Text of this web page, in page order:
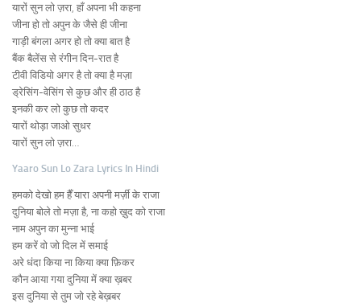
यारों सुन लो ज़रा, हाँ अपना भी कहना
जीना हो तो अपुन के जैसे ही जीना
गाड़ी बंगला अगर हो तो क्या बात है
बैंक बैलेंस से रंगीन दिन-रात है
टीवी विडियो अगर है तो क्या है मज़ा
ड्रेसिंग-वेसिंग से कुछ और ही ठाठ है
इनकी कर लो कुछ तो कदर
यारों थोड़ा जाओ सुधर
यारों सुन लो ज़रा…
Yaaro Sun Lo Zara Lyrics In Hindi
हमको देखो हम हैँ यारा अपनी मर्ज़ी के राजा
दुनिया बोले तो मज़ा है, ना कहो ख़ुद को राजा
नाम अपुन का मुन्ना भाई
हम करें वो जो दिल में समाई
अरे धंदा किया ना किया क्या फ़िकर
कौन आया गया दुनिया में क्या ख़बर
इस दुनिया से तुम जो रहे बेख़बर